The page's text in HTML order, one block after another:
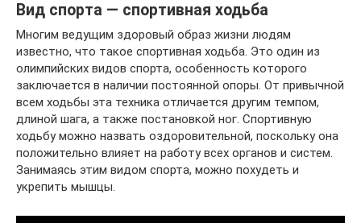
Вид спорта — спортивная ходьба
Многим ведущим здоровый образ жизни людям
известно, что такое спортивная ходьба. Это один из
олимпийских видов спорта, особенность которого
заключается в наличии постоянной опоры. От привычной
всем ходьбы эта техника отличается другим темпом,
длиной шага, а также постановкой ног. Спортивную
ходьбу можно назвать оздоровительной, поскольку она
положительно влияет на работу всех органов и систем.
Занимаясь этим видом спорта, можно похудеть и
укрепить мышцы.